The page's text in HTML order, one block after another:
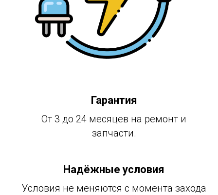
Гарантия
От 3 до 24 месяцев на ремонт и
запчасти.
Надёжные условия
Условия не меняются с момента захода